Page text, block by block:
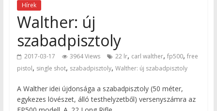
Hírek
Walther: új
szabadpisztoly
2017-03-17 3964 Views 22 lr, carl walther, fp500, free
pistol, single shot, szabadpisztoly, Walther: új szabadpisztoly
A Walther idei újdonsága a szabadpisztoly (50 méter,
egykezes lövészet, álló testhelyzetből) versenyszámra az